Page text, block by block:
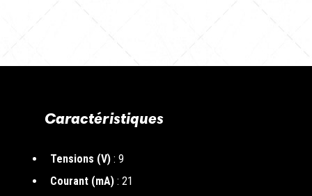
Caractéristiques
Tensions (V) : 9
Courant (mA) : 21